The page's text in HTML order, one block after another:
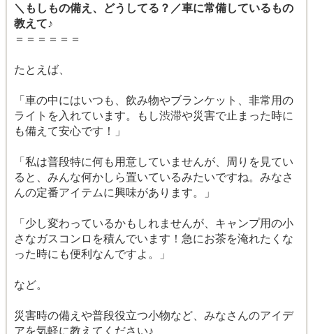
＼もしもの備え、どうしてる？／車に常備しているもの
教えて♪
＝＝＝＝＝＝
たとえば、
「車の中にはいつも、飲み物やブランケット、非常用の
ライトを入れています。もし渋滞や災害で止まった時に
も備えて安心です！」
「私は普段特に何も用意していませんが、周りを見てい
ると、みんな何かしら置いているみたいですね。みなさ
んの定番アイテムに興味があります。」
「少し変わっているかもしれませんが、キャンプ用の小
さなガスコンロを積んでいます！急にお茶を淹れたくな
った時にも便利なんですよ。」
など。
災害時の備えや普段役立つ小物など、みなさんのアイデ
アを気軽に教えてください♪